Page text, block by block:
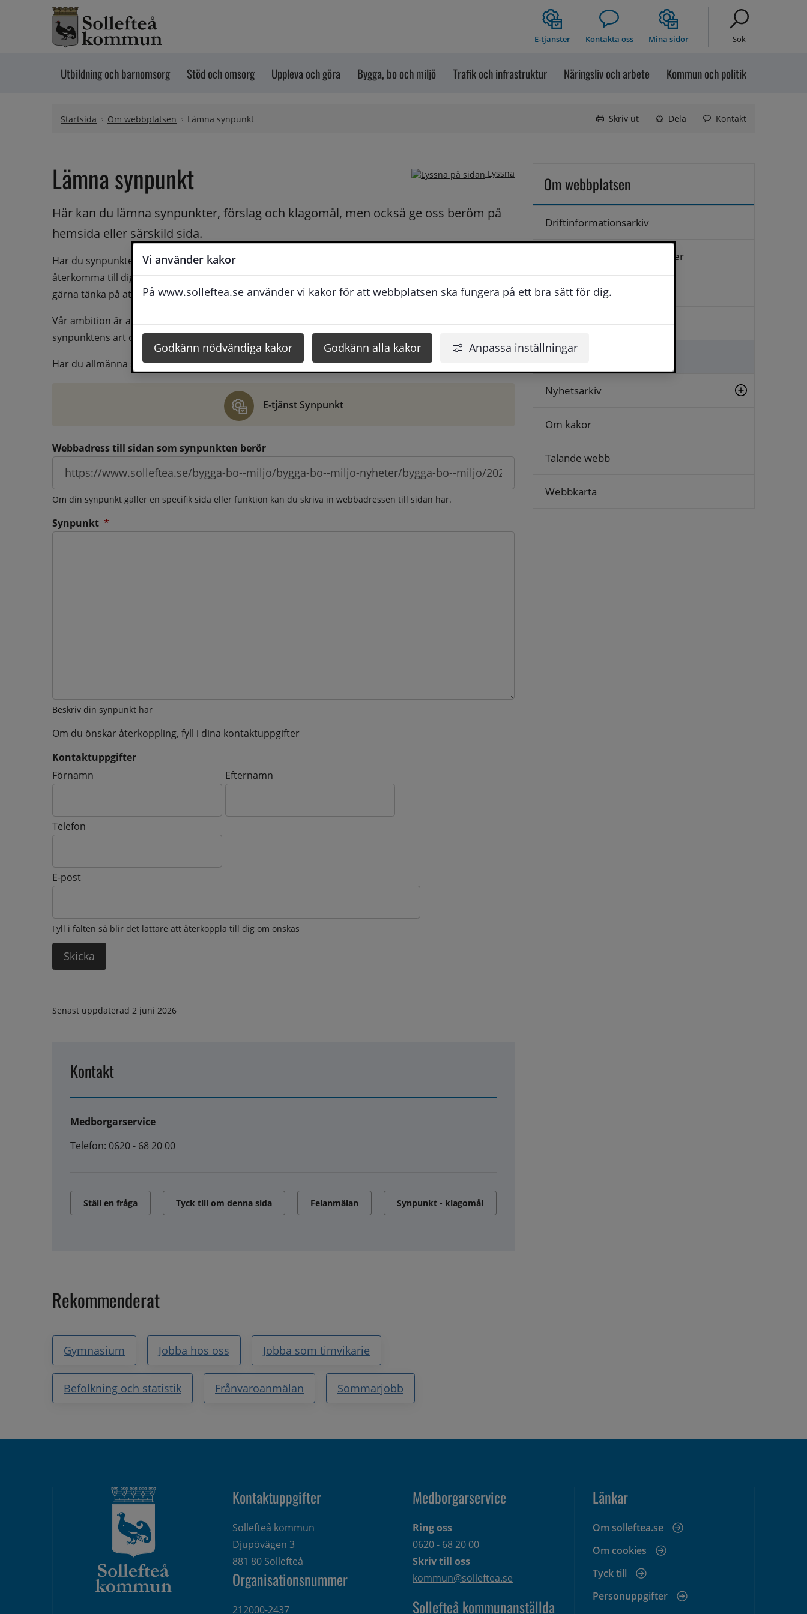
Vi använder kakor
På www.solleftea.se använder vi kakor för att webbplatsen ska fungera på ett bra sätt för dig.
Godkänn nödvändiga kakor Godkänn alla kakor Anpassa inställningar
Hoppa till innehåll
E-tjänster Kontakta oss Mina sidor Sök
Utbildning och barnomsorg Stöd och omsorg Uppleva och göra Bygga, bo och miljö Trafik och infrastruktur Näringsliv och arbete Kommun och politik
Startsida Om webbplatsen Lämna synpunkt Skriv ut Dela Kontakt
Lyssna
Lämna synpunkt
Här kan du lämna synpunkter, förslag och klagomål, men också ge oss beröm på
hemsida eller särskild sida.
Har du synpunkter på webbplatsen kan du skicka in dem via formuläret nedanför. Vill du att vi ska
återkomma till dig behöver du även fylla i dina kontaktuppgifter. När du skriver in din synpunkt får du
gärna tänka på att vara så tydlig som möjligt för att vi ska kunna hjälpa dig bättre.
Vår ambition är att besvara synpunkter så snart som möjligt, men svarstiden beror givetvis på
synpunktens art och omfång.
Har du allmänna synpunkter, klagomål eller beröm gör du det via e-tjänsten Synpunkt
E-tjänst Synpunkt
Webbadress till sidan som synpunkten berör
Om din synpunkt gäller en specifik sida eller funktion kan du skriva in webbadressen till sidan här.
Synpunkt *
Beskriv din synpunkt här
Om du önskar återkoppling, fyll i dina kontaktuppgifter
Kontaktuppgifter
Kontaktuppgifter
Förnamn Efternamn
Telefon
E-post
Fyll i fälten så blir det lättare att återkoppla till dig om önskas
Senast uppdaterad 2 juni 2026
Kontakt
Medborgarservice
Telefon: 0620 - 68 20 00
Ställ en fråga Tyck till om denna sida Felanmälan Synpunkt - klagomål
Rekommenderat
Gymnasium Jobba hos oss Jobba som timvikarie
Befolkning och statistik Frånvaroanmälan Sommarjobb
Om webbplatsen
Driftinformationsarkiv
Hantering av personuppgifter
Kontakta oss
Logga in
Lämna synpunkt
Nyhetsarkiv
Om kakor
Talande webb
Webbkarta
Kontaktuppgifter
Sollefteå kommun
Djupövägen 3
881 80 Sollefteå
Organisationsnummer
212000-2437
Medborgarservice
Ring oss
0620 - 68 20 00
Skriv till oss
kommun@solleftea.se
Sollefteå kommunanställda
Länkar
Om solleftea.se
Om cookies
Tyck till
Personuppgifter